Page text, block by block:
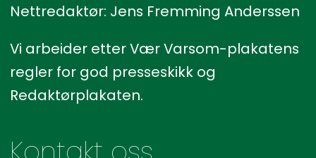
Nettredaktør: Jens Fremming Anderssen
Vi arbeider etter Vær Varsom-plakatens
regler for god presseskikk og
Redaktørplakaten.